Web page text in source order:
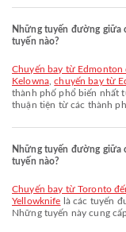
Những tuyến đường giữa
tuyến nào?
chuyến bay từ
Kelowna,chuyến bay từ
thành phố phổ biến nhất
thuận tiện từ các thành
Những tuyến đường giữa
tuyến nào?
chuyến bay từ Toronto
Yellowknife là các tuyến
Những tuyến này cung